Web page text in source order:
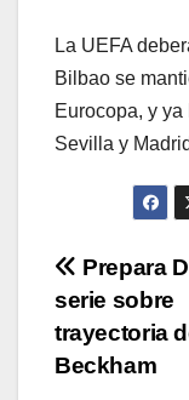
La UEFA
Bilbao se
Eurocopa, y
Sevilla y
de
entradas
Prepara
serie sobre
trayectoria
Beckham